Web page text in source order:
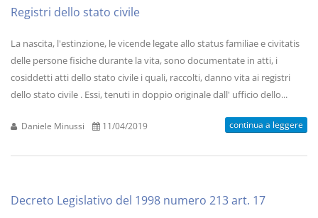
Registri dello stato civile
La nascita, l'estinzione, le vicende legate allo status familiae e civitatis
delle persone fisiche durante la vita, sono documentate in atti, i
cosiddetti atti dello stato civile i quali, raccolti, danno vita ai registri
dello stato civile . Essi, tenuti in doppio originale dall' ufficio dello...
Daniele Minussi 11/04/2019 continua a leggere
Decreto Legislativo del 1998 numero 213 art. 17